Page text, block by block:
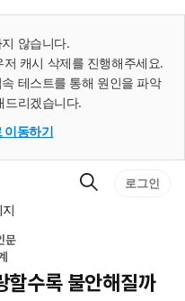
않습니다.
캐시 삭제를 진행해주세요.
테스트를 통해 원인을 파악
드리겠습니다.
이동하기
검
로그인
문
할수록 불안해질까